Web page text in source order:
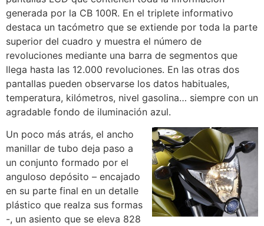
generada por la CB 100R. En el triplete informativo
destaca un tacómetro que se extiende por toda la parte
superior del cuadro y muestra el número de
revoluciones mediante una barra de segmentos que
llega hasta las 12.000 revoluciones. En las otras dos
pantallas pueden observarse los datos habituales,
temperatura, kilómetros, nivel gasolina… siempre con un
agradable fondo de iluminación azul.
Un poco más atrás, el ancho
manillar de tubo deja paso a
un conjunto formado por el
anguloso depósito – encajado
en su parte final en un detalle
plástico que realza sus formas
-, un asiento que se eleva 828